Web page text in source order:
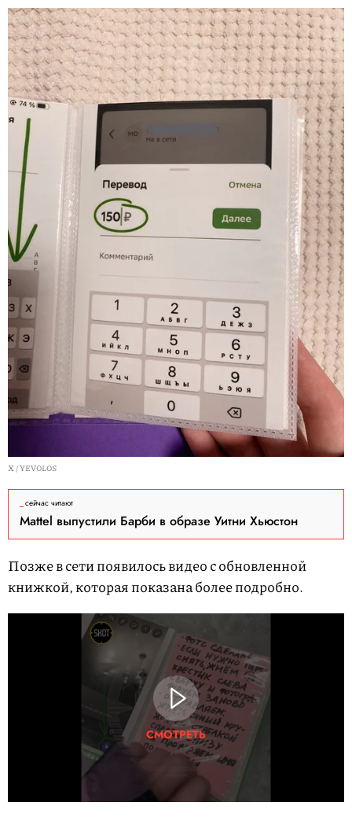
X / YEVOLOS
сейчас читают
Mattel выпустили Барби в образе Уитни Хьюстон
Позже в сети появилось видео с обновленной
книжкой, которая показана более подробно.
СМОТРЕТЬ